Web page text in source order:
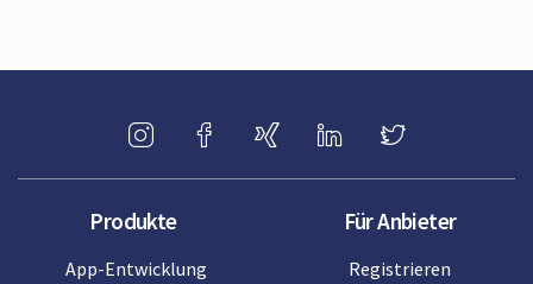
Produkte
App-Entwicklung
Für Anbieter
Registrieren